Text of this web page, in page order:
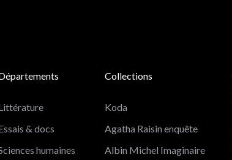
& docs
humaines
Collections
Koda
Agatha Raisin enquête
Albin Michel Imaginaire